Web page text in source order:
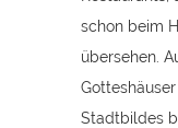
schon beim
übersehen.
Stadtbildes